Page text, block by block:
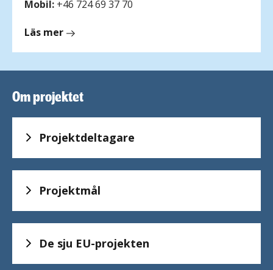
Mobil: +46 724 69 37 70
Läs merom
Om projektet
Projektdeltagare
Projektmål
De sju EU-projekten